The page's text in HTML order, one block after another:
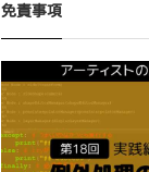
免責事項